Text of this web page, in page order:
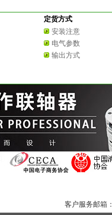
定货方式
安装注意
电气参数
输出方式
客户服务邮箱：